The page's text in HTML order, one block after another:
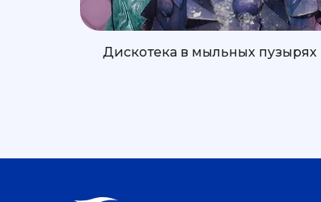
Дискотека в мыльных пузырях